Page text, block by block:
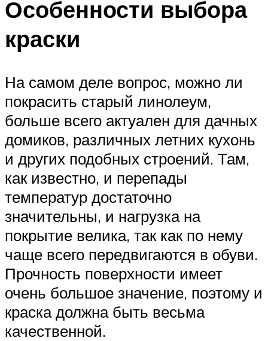
Особенности выбора
краски
На самом деле вопрос, можно ли
покрасить старый линолеум,
больше всего актуален для дачных
домиков, различных летних кухонь
и других подобных строений. Там,
как известно, и перепады
температур достаточно
значительны, и нагрузка на
покрытие велика, так как по нему
чаще всего передвигаются в обуви.
Прочность поверхности имеет
очень большое значение, поэтому и
краска должна быть весьма
качественной.